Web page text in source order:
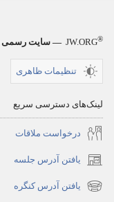
JW.ORG® — سایت رسمی
تنظیمات ظاهری
لینک‌های دسترسی سریع
درخواست ملاقات
یافتن آدرس جلسه
(پنجره‌ای
جدید
یافتن آدرس کنگره
(پنجره‌ای